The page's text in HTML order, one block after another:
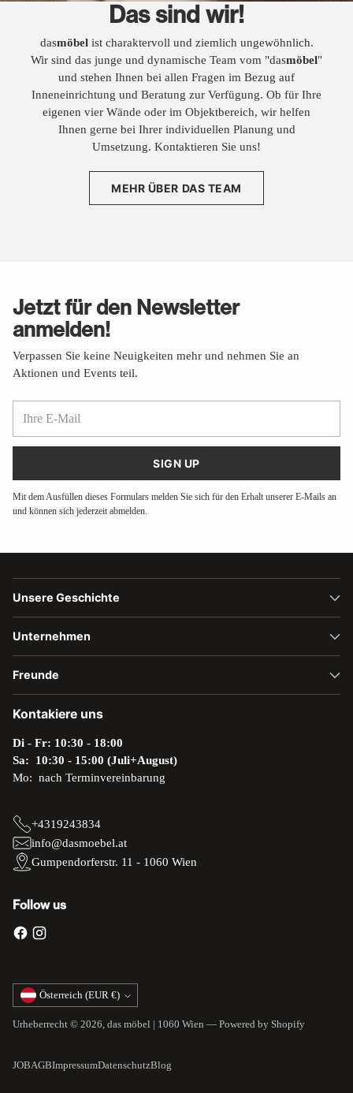
Das sind wir!
dasmöbelist charaktervoll und ziemlich ungewöhnlich.
Wir sind das junge und dynamische Team vom "dasmöbel"
und stehen Ihnen bei allen Fragen im Bezug auf
Inneneinrichtung und Beratung zur Verfügung. Ob für Ihre
eigenen vier Wände oder im Objektbereich, wir helfen
Ihnen gerne bei Ihrer individuellen Planung und
Umsetzung. Kontaktieren Sie uns!
MEHR ÜBER DAS TEAM
Jetzt für den Newsletter
anmelden!
Verpassen Sie keine Neuigkeiten mehr und nehmen Sie an
Aktionen und Events teil.
Mail
SIGN UP
Mit dem Ausfüllen dieses Formulars melden Sie sich für den Erhalt unserer E-Mails an
und können sich jederzeit abmelden.
Unsere Geschichte
Unternehmen
Freunde
Kontakiere uns
Di - Fr: 10:30 - 18:00
Sa: 10:30 - 15:00 (Juli+August)
Mo: nach Terminvereinbarung
+4319243834
info@dasmoebel.at
Gumpendorferstr. 11 - 1060 Wien
Follow us
Währung Österreich (EUR €)
Urheberrecht © 2026, das möbel | 1060 Wien — Powered by Shopify
JOBAGBImpressumDatenschutzBlog